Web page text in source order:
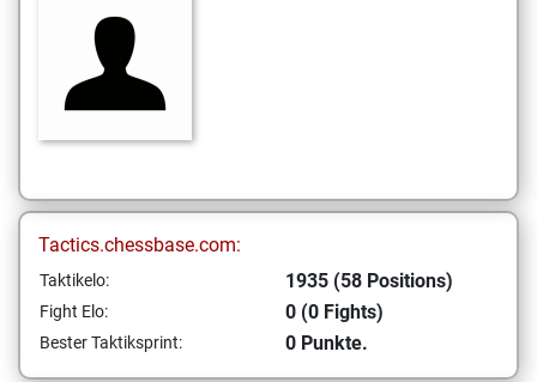
Tactics.chessbase.com:
Taktikelo: 1935 (58 Positions)
Fight Elo: 0 (0 Fights)
Bester Taktiksprint: 0 Punkte.